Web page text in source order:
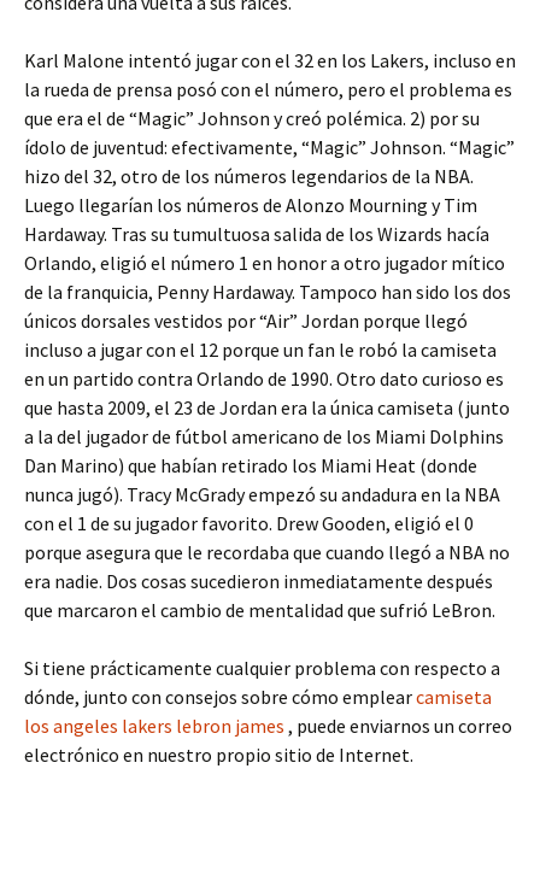
Karl Malone intentó jugar con el 32 en los Lakers, incluso en
la rueda de prensa posó con el número, pero el problema es
que era el de “Magic” Johnson y creó polémica. 2) por su
ídolo de juventud: efectivamente, “Magic” Johnson. “Magic”
hizo del 32, otro de los números legendarios de la NBA.
Luego llegarían los números de Alonzo Mourning y Tim
Hardaway. Tras su tumultuosa salida de los Wizards hacía
Orlando, eligió el número 1 en honor a otro jugador mítico
de la franquicia, Penny Hardaway. Tampoco han sido los dos
únicos dorsales vestidos por “Air” Jordan porque llegó
incluso a jugar con el 12 porque un fan le robó la camiseta
en un partido contra Orlando de 1990. Otro dato curioso es
que hasta 2009, el 23 de Jordan era la única camiseta (junto
a la del jugador de fútbol americano de los Miami Dolphins
Dan Marino) que habían retirado los Miami Heat (donde
nunca jugó). Tracy McGrady empezó su andadura en la NBA
con el 1 de su jugador favorito. Drew Gooden, eligió el 0
porque asegura que le recordaba que cuando llegó a NBA no
era nadie. Dos cosas sucedieron inmediatamente después
que marcaron el cambio de mentalidad que sufrió LeBron.
Si tiene prácticamente cualquier problema con respecto a
dónde, junto con consejos sobre cómo emplearcamiseta
los angeles lakers lebron james , puede enviarnos un correo
electrónico en nuestro propio sitio de Internet.